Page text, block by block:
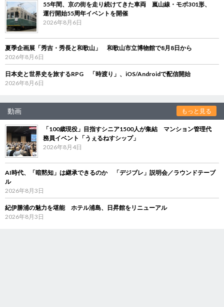
55年間、京の街を走り続けてきた車両 嵐山線・モボ301形、
運行開始55周年イベントを開催
2026年8月6日
夏季企画展「秀吉・秀長と和歌山」 和歌山市立博物館で8月8日から
2026年8月6日
日本史と世界史を旅するRPG 「時渡り」、iOS/Androidで配信開始
2026年8月6日
動画 もっと見る
「100歳現役」目指すシニア1500人が集結 マンション管理代
務員イベント「うぇるねすシップ」
2026年8月4日
AI時代、「暗黙知」は継承できるのか 「デジブレ」説明会／ラウンドテーブ
ル
2026年8月3日
紀伊勝浦の魅力を堪能 ホテル浦島、日昇館をリニューアル
2026年8月3日